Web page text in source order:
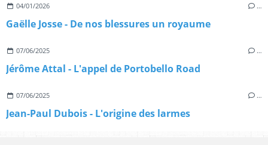
04/01/2026 …
Gaëlle Josse - De nos blessures un royaume
07/06/2025 …
Jérôme Attal - L'appel de Portobello Road
07/06/2025 …
Jean-Paul Dubois - L'origine des larmes